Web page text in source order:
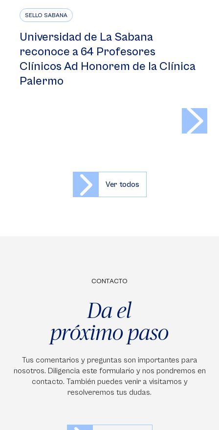
SELLO SABANA
Universidad de La Sabana
reconoce a 64 Profesores
Clínicos Ad Honorem de la Clínica
Palermo
Ver todos
CONTACTO
Da el
próximo paso
Tus comentarios y preguntas son importantes para
nosotros. Diligencia este formulario y nos pondremos en
contacto. También puedes venir a visitarnos y
resolveremos tus dudas.